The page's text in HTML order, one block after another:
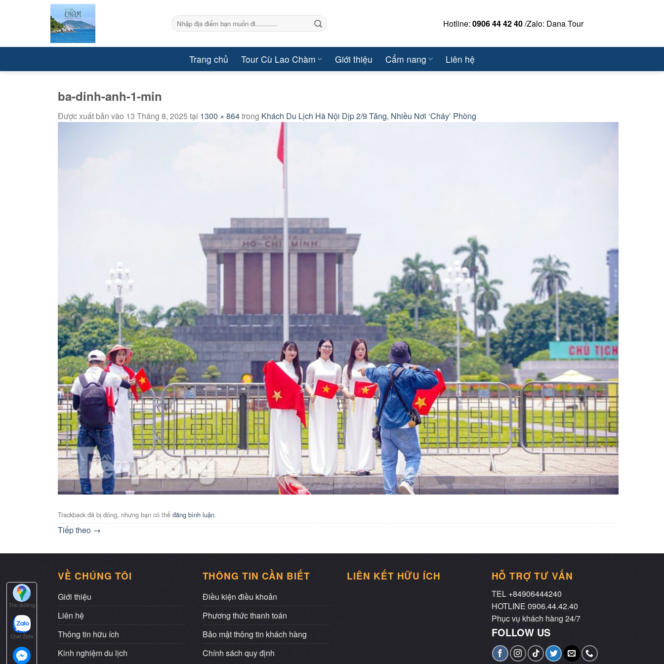
Tìm
kiếm:
Hotline:0906 44 42 40/Zalo: Dana Tour
Trang chủ Tour Cù Lao Chàm Giới thiệu Cẩm nang Liên hệ
ba-dinh-anh-1-min
Được xuất bản vào 13 Tháng 8, 2025 tại 1300 × 864trong Khách Du Lịch Hà Nội Dịp 2/9 Tăng, Nhiều Nơi ‘Cháy’ Phòng
Trackback đã bị đóng, nhưng bạn có thể đăng bình luận.
Tiếp theo →
VỀ CHÚNG TÔI
Giới thiệu
Liên hệ
Thông tin hữu ích
Kinh nghiệm du lịch
THÔNG TIN CẦN BIẾT
Điều kiện điều khoản
Phương thức thanh toán
Bảo mật thông tin khách hàng
Chính sách quy định
LIÊN KẾT HỮU ÍCH HỖ TRỢ TƯ VẤN
TEL +84906444240
HOTLINE 0906.44.42.40
Phục vụ khách hàng 24/7
FOLLOW US
Tìm đường
Chat Zalo